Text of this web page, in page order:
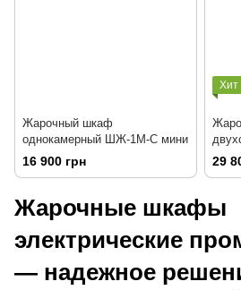
Жарочный шкаф
однокамерный ШЖ-1М-С мини
16 900 грн
Хит
мини
29
Жарочные шкафы
электрические
— надежное